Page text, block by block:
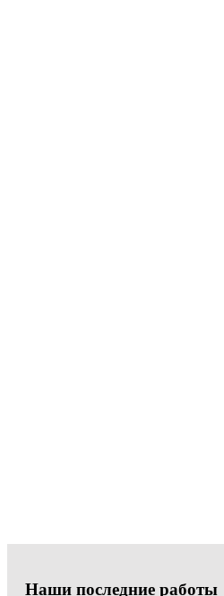
Наши последние работы